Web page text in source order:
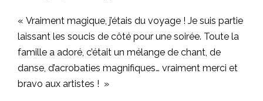
« Vraiment magique, j’étais du voyage ! Je suis partie
laissant les soucis de côté pour une soirée. Toute la
famille a adoré, c’était un mélange de chant, de
danse, d’acrobaties magnifiques… vraiment merci et
bravo aux artistes ! »